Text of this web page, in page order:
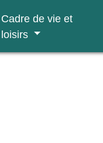
Cadre de vie et
loisirs